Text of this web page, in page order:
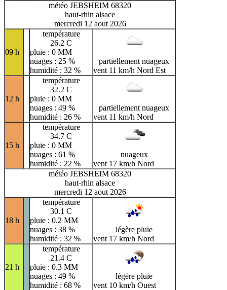
météo JEBSHEIM 68320
haut-rhin alsace
mercredi 12 aout 2026
09 h
température
26.2 C
pluie : 0 MM
nuages : 25 %
humidité : 32 %
partiellement nuageux
vent 11 km/h Nord Est
12 h
température
32.2 C
pluie : 0 MM
nuages : 49 %
humidité : 26 %
partiellement nuageux
vent 11 km/h Nord
15 h
température
34.7 C
pluie : 0 MM
nuages : 61 %
humidité : 22 %
nuageux
vent 17 km/h Nord
météo JEBSHEIM 68320
haut-rhin alsace
mercredi 12 aout 2026
18 h
température
30.1 C
pluie : 0.2 MM
nuages : 38 %
humidité : 32 %
légère pluie
vent 17 km/h Nord
21 h
température
21.4 C
pluie : 0.3 MM
nuages : 49 %
humidité : 68 %
légère pluie
vent 10 km/h Ouest